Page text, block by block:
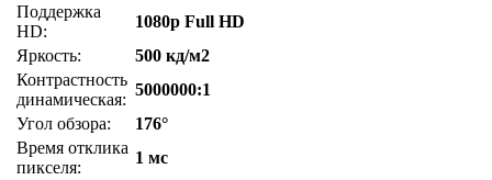
Поддержка
HD:
1080p Full HD
Яркость:
500 кд/м2
Контрастность
динамическая:
5000000:1
Угол обзора:
176°
Время отклика
пикселя:
1 мс